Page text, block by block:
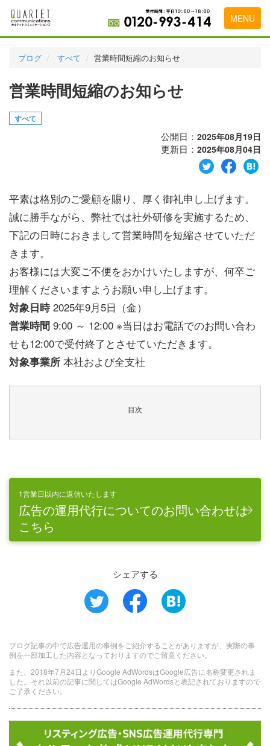
MENU
実績・お客様の声
初めて導入をお考えの方
お申し込みから運用開始までの流れ
会社概要
お問い合わせ
ブログ すべて 営業時間短縮のお知らせ
営業時間短縮のお知らせ
すべて
公開日： 2025年08月19日
更新日： 2025年08月04日
平素は格別のご愛顧を賜り、厚く御礼申し上げます。
誠に勝手ながら、弊社では社外研修を実施するため、
下記の日時におきまして営業時間を短縮させていただ
きます。
お客様には大変ご不便をおかけいたしますが、何卒ご
理解くださいますようお願い申し上げます。
対象日時2025年9月5日（金）
営業時間 9:00 ～ 12:00 ※当日はお電話でのお問い合わ
せも12:00で受付終了とさせていただきます。
対象事業所 本社および全支社
目次
1営業日以内に返信いたします
広告の運用代行についてのお問い合わせは
こちら
シェアする
ブログ記事の中で広告運用の事例をご紹介することがありますが、実際の事
例を一部加工した内容となっておりますのでご留意ください。
また、2018年7月24日よりGoogle AdWordsはGoogle広告に名称変更されま
した。それ以前の記事に関してはGoogle AdWordsと表記されておりますので
ご了承ください。